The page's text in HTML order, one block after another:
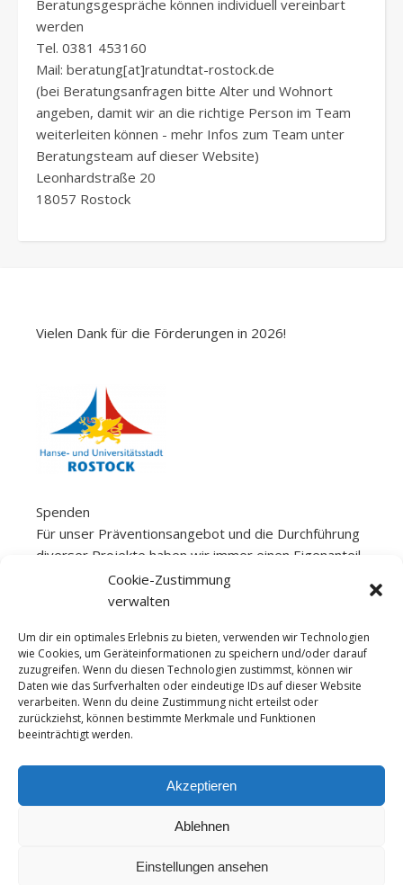
Cookie-Zustimmung
verwalten
Um dir ein optimales Erlebnis zu bieten, verwenden wir Technologien
wie Cookies, um Geräteinformationen zu speichern und/oder darauf
zuzugreifen. Wenn du diesen Technologien zustimmst, können wir
Daten wie das Surfverhalten oder eindeutige IDs auf dieser Website
verarbeiten. Wenn du deine Zustimmung nicht erteilst oder
zurückziehst, können bestimmte Merkmale und Funktionen
beeinträchtigt werden.
Akzeptieren
Ablehnen
Einstellungen ansehen
Beratungsgespräche können individuell vereinbart
werden
Tel. 0381 453160
Mail: beratung[at]ratundtat-rostock.de
(bei Beratungsanfragen bitte Alter und Wohnort
angeben, damit wir an die richtige Person im Team
weiterleiten können - mehr Infos zum Team unter
Beratungsteam auf dieser Website)
Leonhardstraße 20
18057 Rostock
Vielen Dank für die Förderungen in 2026!
Spenden
Für unser Präventionsangebot und die Durchführung
diverser Projekte haben wir immer einen Eigenanteil
aufzubringen. Diesen generieren wir unter anderem
aus Spenden. Der rat+tat e.V. ist als gemeinnützig
ausstellen. Bitte achte bei einer Überweisung darauf
als Überweisungszweck „Spende“ anzugeben und
uns deine Kontaktdaten mitzuteilen, wenn du eine
Spendenbescheinigung erhalten möchtest.
Spendenkonto
IBAN: DE07 1305 0000 0205 0020 64
Impressum